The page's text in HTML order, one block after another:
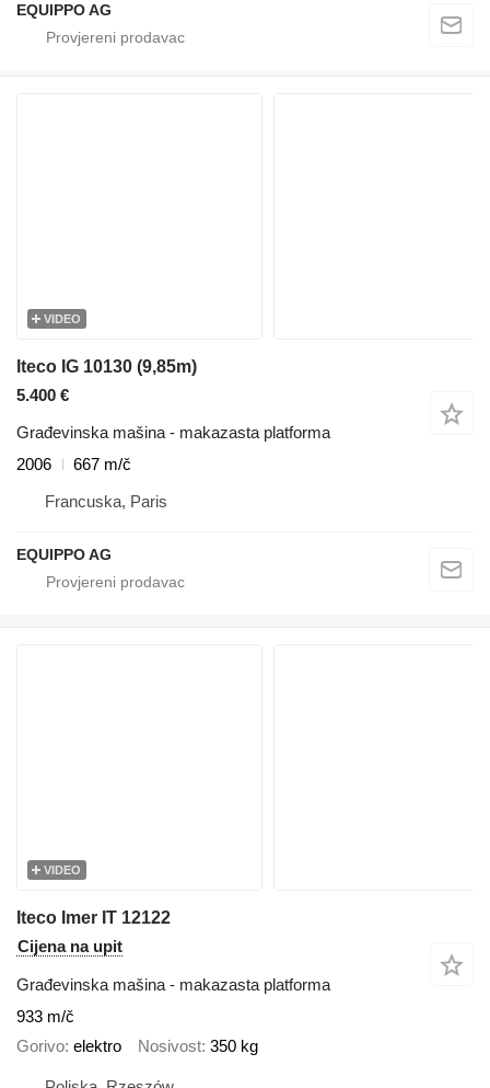
EQUIPPO AG
VIDEO
Iteco IG 10130 (9,85m)
5.400 €
Građevinska mašina - makazasta platforma
2006
667 m/č
Francuska, Paris
EQUIPPO AG
VIDEO
Iteco Imer IT 12122
Cijena na upit
Građevinska mašina - makazasta platforma
933 m/č
Gorivo elektro Nosivost 350 kg